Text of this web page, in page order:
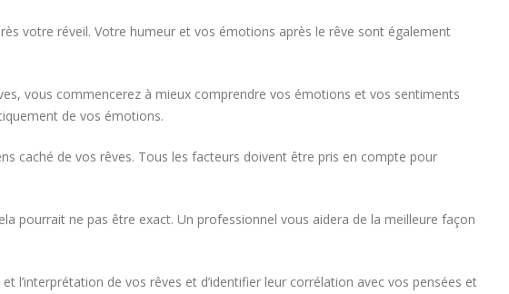
votre réveil. Votre humeur et vos émotions après le rêve sont également
vous commencerez à mieux comprendre vos émotions et vos sentiments
de vos émotions.
caché de vos rêves. Tous les facteurs doivent être pris en compte pour
pourrait ne pas être exact. Un professionnel vous aidera de la meilleure façon
l’interprétation de vos rêves et d’identifier leur corrélation avec vos pensées et